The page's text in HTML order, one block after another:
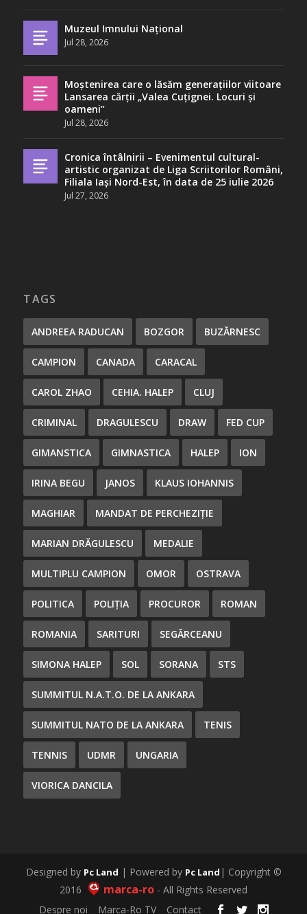
Muzeul Imnului Național
Jul 28, 2026
Moștenirea care o lăsăm generațiilor viitoare
Lansarea cărții „Valea Cuțignei. Locuri și
oameni”
Jul 28, 2026
Cronica întâlnirii – Evenimentul cultural-
artistic organizat de Liga Scriitorilor Români,
Filiala Iași Nord-Est, în data de 25 iulie 2026
Jul 27, 2026
TAGS
ANDREEA RADUCAN BOZGOR BUZĂRNESC
CAMPION CANADA CARACAL
CAROL ZHAO CEHIA. HALEP CLUJ
CRIMINAL DRAGULESCU DRAW FED CUP
GIMANSTICA GIMNASTICA HALEP ION
IRINA BEGU JANOS KLAUS IOHANNIS
MAGHIAR MANDAT DE PERCHEZIȚIE
MARIAN DRĂGULESCU MEDALIE
MULTIPLU CAMPION OMOR OSTRAVA
POLITICA POLIȚIA PROCUROR ROMAN
ROMANIA SARITURI SEGĂRCEANU
SIMONA HALEP SOL SORANA STS
SUMMITUL N.A.T.O. DE LA ANKARA
SUMMITUL NATO DE LA ANKARA TENIS
TENNIS UDMR UNGARIA
VIORICA DANCILA
Designed by Pc Land | Powered by Pc Land | Copyright ©
2016 marca-ro - All Rights Reserved
Despre noi
Marca-Ro TV Contact